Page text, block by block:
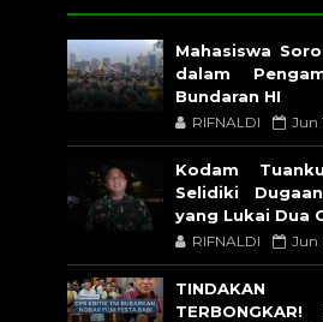
Mahasiswa
dalam
Bundaran HI
RIFNALDI Jun
Kodam
Selidiki
yang Lukai Dua
RIFNALDI Jun